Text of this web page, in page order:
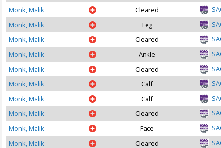
Monk, Malik
Cleared
Monk, Malik
Leg
Monk, Malik
Cleared
Monk, Malik
Ankle
Monk, Malik
Cleared
Monk, Malik
Calf
Monk, Malik
Calf
Monk, Malik
Cleared
Monk, Malik
Face
Monk, Malik
Cleared